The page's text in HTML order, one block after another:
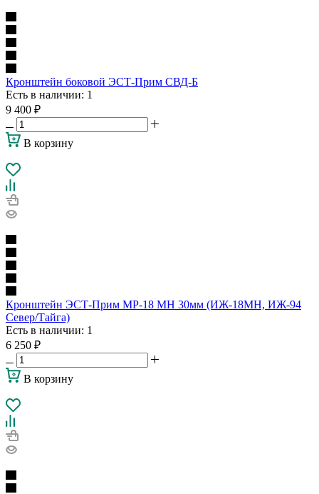
Кронштейн боковой ЭСТ-Прим СВД-Б
Есть в наличии: 1
9 400 ₽
В корзину
Кронштейн ЭСТ-Прим МР-18 МН 30мм (ИЖ-18МН, ИЖ-94
Север/Тайга)
Есть в наличии: 1
6 250 ₽
В корзину